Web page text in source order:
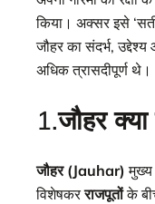
किया। अक्सर इसे
जौहर का संदर्भ,
अधिक त्रासदीपूर्ण थे।
1.जौहर
जौहर (Jauhar) मुख्य
विशेषकरराजपूतोंके